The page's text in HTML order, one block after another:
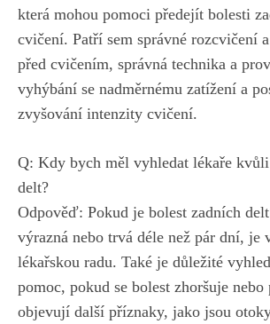
která mohou pomoci předejít bolesti
cvičení. Patří sem správné rozcvičení
před cvičením, správná technika a
vyhýbání se nadměrnému zatížení a
zvyšování intenzity cvičení.
Q: Kdy bych měl vyhledat lékaře
delt?
Odpověď: Pokud je bolest zadních
výrazná nebo trvá déle než pár dní, je
lékařskou radu. Také je důležité
pomoc, pokud se bolest zhoršuje nebo
objevují další příznaky, jako jsou